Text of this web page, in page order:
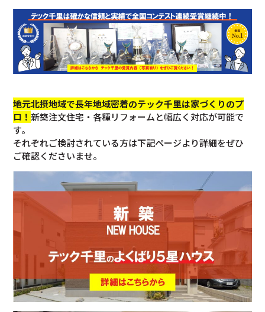
地元北摂地域で長年地域密着のテック千里は家づくりのプ
ロ！新築注文住宅・各種リフォームと幅広く対応が可能で
す。
それぞれご検討されている方は下記ページより詳細をぜひ
ご確認くださいませ。